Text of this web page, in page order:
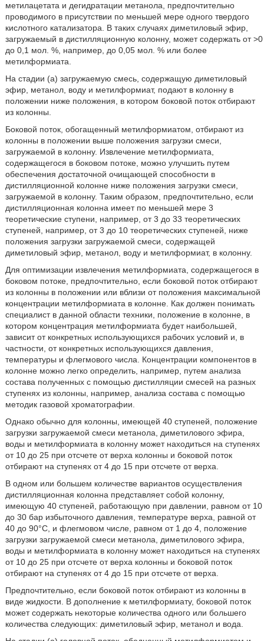
метилацетата и дегидратации метанола, предпочтительно
проводимого в присутствии по меньшей мере одного твердого
кислотного катализатора. В таких случаях диметиловый эфир,
загружаемый в дистилляционную колонну, может содержать от >0
до 0,1 мол. %, например, до 0,05 мол. % или более
метилформиата.
На стадии (а) загружаемую смесь, содержащую диметиловый
эфир, метанол, воду и метилформиат, подают в колонну в
положении ниже положения, в котором боковой поток отбирают
из колонны.
Боковой поток, обогащенный метилформиатом, отбирают из
колонны в положении выше положения загрузки смеси,
загружаемой в колонну. Извлечение метилформиата,
содержащегося в боковом потоке, можно улучшить путем
обеспечения достаточной очищающей способности в
дистилляционной колонне ниже положения загрузки смеси,
загружаемой в колонну. Таким образом, предпочтительно, если
дистилляционная колонна имеет по меньшей мере 3
теоретические ступени, например, от 3 до 33 теоретических
ступеней, например, от 3 до 10 теоретических ступеней, ниже
положения загрузки загружаемой смеси, содержащей
диметиловый эфир, метанол, воду и метилформиат, в колонну.
Для оптимизации извлечения метилформиата, содержащегося в
боковом потоке, предпочтительно, если боковой поток отбирают
из колонны в положении или вблизи от положения максимальной
концентрации метилформиата в колонне. Как должен понимать
специалист в данной области техники, положение в колонне, в
котором концентрация метилформиата будет наибольшей,
зависит от конкретных использующихся рабочих условий и, в
частности, от конкретных использующихся давления,
температуры и флегмового числа. Концентрации компонентов в
колонне можно легко определить, например, путем анализа
состава полученных с помощью дистилляции смесей на разных
ступенях из колонны, например, анализа состава с помощью
методик газовой хроматографии.
Однако обычно для колонны, имеющей 40 ступеней, положение
загрузки загружаемой смеси метанола, диметилового эфира,
воды и метилформиата в колонну может находиться на ступенях
от 10 до 25 при отсчете от верха колонны и боковой поток
отбирают на ступенях от 4 до 15 при отсчете от верха.
В одном или большем количестве вариантов осуществления
дистилляционная колонна представляет собой колонну,
имеющую 40 ступеней, работающую при давлении, равном от 10
до 30 бар избыточного давления, температуре верха, равной от
40 до 90°С, и флегмовом числе, равном от 1 до 4, положение
загрузки загружаемой смеси метанола, диметилового эфира,
воды и метилформиата в колонну может находиться на ступенях
от 10 до 25 при отсчете от верха колонны и боковой поток
отбирают на ступенях от 4 до 15 при отсчете от верха.
Предпочтительно, если боковой поток отбирают из колонны в
виде жидкости. В дополнение к метилформиату, боковой поток
может содержать некоторые количества одного или большего
количества следующих: диметиловый эфир, метанол и вода.